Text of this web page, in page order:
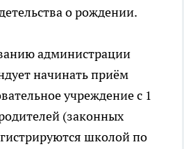
о рождении.
администрации
начинать приём
учреждение с 1
(законных
школой по